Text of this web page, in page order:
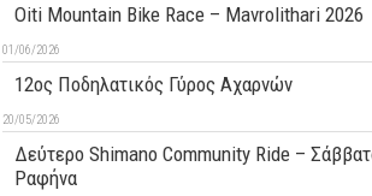
Oiti Mountain Bike Race – Mavrolithari 2026
01/06/2026
12ος Ποδηλατικός Γύρος Αχαρνών
20/05/2026
Δεύτερo Shimano Community Ride –
Ραφήνα